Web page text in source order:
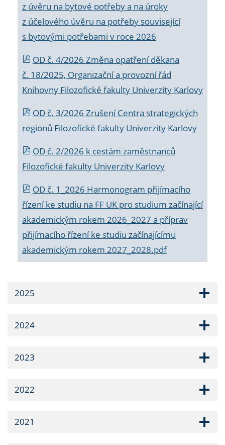
z úvěru na bytové potřeby a na úroky
z účelového úvěru na potřeby související
s bytovými potřebami v roce 2026
OD č. 4/2026 Změna opatření děkana
č. 18/2025, Organizační a provozní řád
Knihovny Filozofické fakulty Univerzity Karlovy
OD č. 3/2026 Zrušení Centra strategických
regionů Filozofické fakulty Univerzity Karlovy
OD č. 2/2026 k cestám zaměstnanců
Filozofické fakulty Univerzity Karlovy
OD č. 1_2026 Harmonogram přijímacího
řízení ke studiu na FF UK pro studium začínající
akademickým rokem 2026_2027 a příprav
přijímacího řízení ke studiu začínajícímu
akademickým rokem 2027_2028.pdf
2025
2024
2023
2022
2021